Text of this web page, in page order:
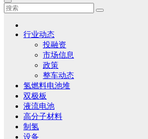
行业动态
投融资
市场信息
政策
整车动态
氢燃料电池堆
双极板
液流电池
高分子材料
制氢
设备